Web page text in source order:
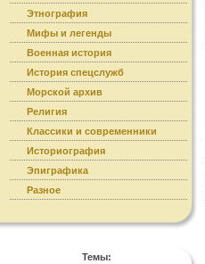
Этнография
Мифы и легенды
Военная история
История спецслужб
Морской архив
Религия
Классики и современники
Историография
Эпиграфика
Разное
Темы: